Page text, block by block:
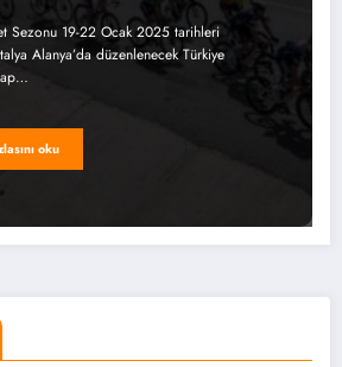
Sezonu 19-22 Ocak 2025 tarihleri
Alanya’da düzenlenecek Türkiye
oku